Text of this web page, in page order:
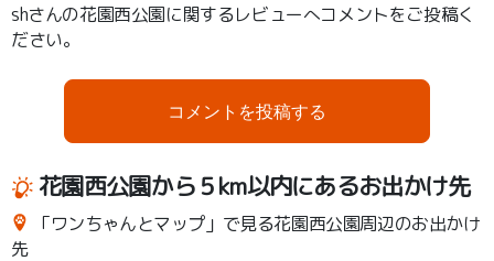
shさんの花園西公園に関するレビューへコメントをご投稿く
ださい。
コメントを投稿する
花園西公園から５km以内にあるお出かけ先
「ワンちゃんとマップ」で見る花園西公園周辺のお出かけ
先